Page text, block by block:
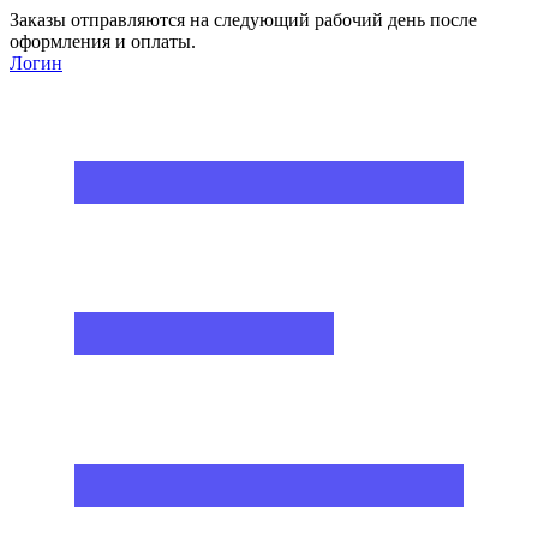
Заказы отправляются на следующий рабочий день после
оформления и оплаты.
Логин